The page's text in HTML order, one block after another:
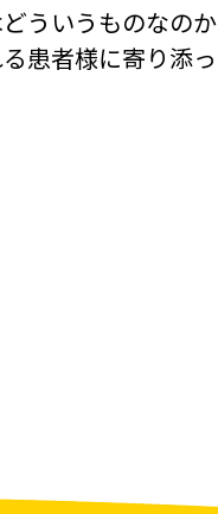
ういうものなのか
患者様に寄り添っ